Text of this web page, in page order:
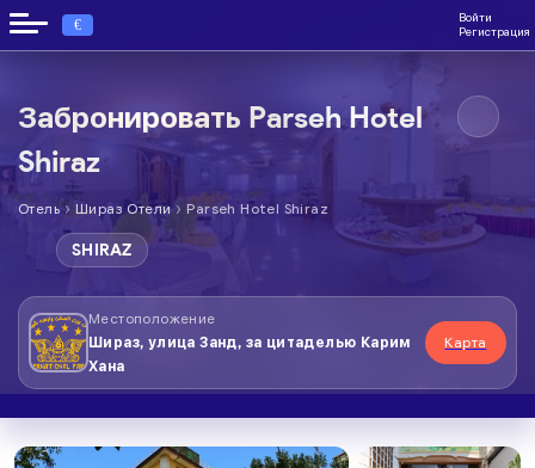
€
Войти
Регистрация
Забронировать Parseh Hotel
Shiraz
Отель › Шираз Отели › Parseh Hotel Shiraz
SHIRAZ
Местоположение
Шираз, улица Занд, за цитаделью Карим
Хана
Карта